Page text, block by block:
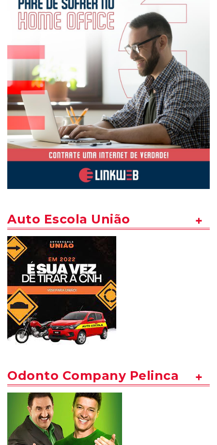
Auto Escola União
Odonto Company Pelinca